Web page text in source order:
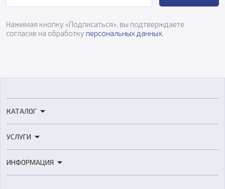
Нажимая кнопку «Подписаться», вы подтверждаете
согласие на обработку персональных данных.
КАТАЛОГ
3D-сканеры
Расходные материалы
УСЛУГИ
3D-моделирование
ИНФОРМАЦИЯ